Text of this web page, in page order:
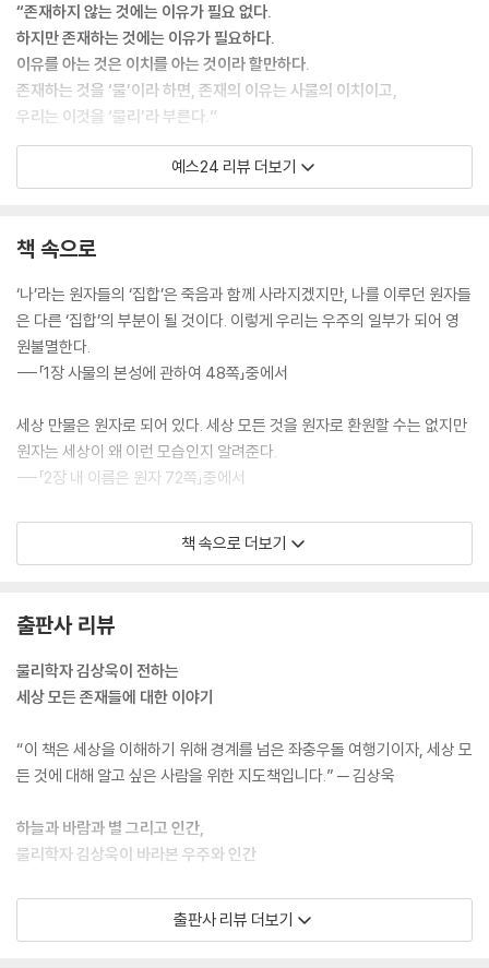
“존재하지 않는 것에는 이유가 필요 없다.
하지만 존재하는 것에는 이유가 필요하다.
이유를 아는 것은 이치를 아는 것이라 할만하다.
존재하는 것을 ‘물’이라 하면, 존재의 이유는 사물의 이치이고,
우리는 이것을 ‘물리’라 부른다.”
세상에 존재하는 모든 것들을 이해하고 싶었던 한 소년이 있었습니다. 호
기심이 많던 소년은 고등학생 시절 『양자역학의 세계』란 책을 읽으며 의문
물리학자가 됩니다. 세상의 모든 존재를 이해하고 싶었던 이 소년은 ‘다정
과 바람과 별과 인간』으로 5년 만에 독자들을 찾아왔습니다. 이번 책의 제
목은 윤동주 시인의 유고 시집 ‘하늘과 바람과 별과 시’에서 영감을 받았다
고 합니다. 저자에게 하늘은 우주와 법칙, 바람은 시간과 공간, 별은 물질과
에너지로 다가온다고 합니다. 즉, 하늘과 바람과 별은 물리적으로 존재하
마음이 느껴지는 제목입니다.
"세상 만물은 원자로 되어 있다. 세상 모든 것을 원자로 환원할 수는 없지
만 원자는 세상이 왜 이런 모습인지 알려준다."
우주에서 가장 많은 원자는 수소입니다. 발을 딛고 있는 땅에는 산소 원자
가 가장 많습니다. 수소와 산소가 결합한 것이 물이고, 수소, 산소 원자에
탄소와 질소 원자를 더하면 우리 몸을 이루는 원자의 97%가 넘습니다. 원
자는 인간이 간접적으로나마 느낄 수 있고, 우리가 지각할 수 있는 모든 물
고 말해도 큰 무리는 없습니다. 물리학의 시작은 원자입니다. 물리학자가
보는 모든 이야기의 시작점 역시 원자입니다. 원자는 '원자에서 분자로, 분
입니다. 고로 원자에 대한 이해는 세상 존재에 대한 이해로 연결됩니다.
세상을 이해하기 위한 물리학자의 좌충우돌 여행기
예스24 리뷰 더보기
책 속으로
‘나’라는 원자들의 ‘집합’은 죽음과 함께 사라지겠지만, 나를 이루던 원자들
은 다른 ‘집합’의 부분이 될 것이다. 이렇게 우리는 우주의 일부가 되어 영
원불멸한다.
---「1장 사물의 본성에 관하여 48쪽」중에서
세상 만물은 원자로 되어 있다. 세상 모든 것을 원자로 환원할 수는 없지만
원자는 세상이 왜 이런 모습인지 알려준다.
---「2장 내 이름은 원자 72쪽」중에서
결국 우리는 층위에 따라 다른 법칙을 적용하는 것이 최선이라는 결론에
우리는 죽으면 흙으로, 즉 지구로 돌아간다. 이것은 시적인 표현이 아니라
과학적 사실이다. 이렇게 만물은 원자로 되어 있다.
---「4장 물리학의 관점으로 본 지구 144쪽」중에서
우리 몸을 이루는 원자핵은 변하지 않는 물질의 토대가 되지만, 별의 원자
핵은 쪼개지고 합쳐지며 우주를 움직이는 에너지를 만들어낸다. 어떤 원자
움직임을 추동한다. 이렇게 우주는 원자들로 이루어진 하나의 거대한 유기
체와 같다.
원자를 이해하자 인류 문명의 모습 자체가 바뀌게 된다. 19세기에는 존재
하지 않았던 컴퓨터, TV, 플라스틱, 스마트폰, 인터넷, 형광등, 합성 섬유,
책 속으로 더보기
출판사 리뷰
물리학자 김상욱이 전하는
세상 모든 존재들에 대한 이야기
“이 책은 세상을 이해하기 위해 경계를 넘은 좌충우돌 여행기이자, 세상 모
든 것에 대해 알고 싶은 사람을 위한 지도책입니다.” ─ 김상욱
하늘과 바람과 별 그리고 인간,
물리학자 김상욱이 바라본 우주와 인간
5년간의 작업을 통해서 돌아온 다정한 물리학자 김상욱이 과학의 언어를
통해 세상 모든 존재들에 대한 이야기를 들려준다. 윤동주 시인의 시집에
출판사 리뷰 더보기